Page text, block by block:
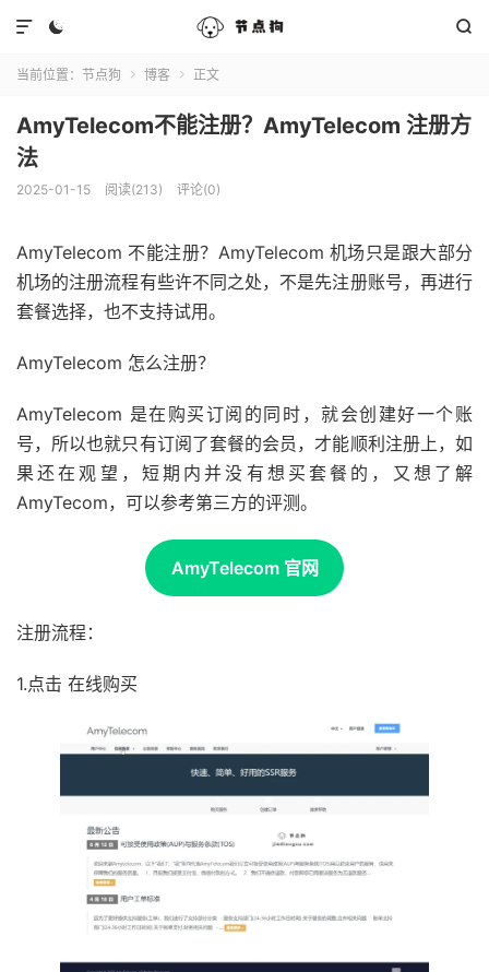
 

当前位置： 节点狗  博客  正文
AmyTelecom不能注册？AmyTelecom 注册方
法
2025-01-15 阅读(213) 评论(0)
AmyTelecom 不能注册？AmyTelecom 机场只是跟大部分
机场的注册流程有些许不同之处，不是先注册账号，再进行
套餐选择，也不支持试用。
AmyTelecom 怎么注册？
AmyTelecom 是在购买订阅的同时，就会创建好一个账
号，所以也就只有订阅了套餐的会员，才能顺利注册上，如
果还在观望，短期内并没有想买套餐的，又想了解
AmyTecom，可以参考第三方的评测。
AmyTelecom 官网
注册流程：
1.点击 在线购买